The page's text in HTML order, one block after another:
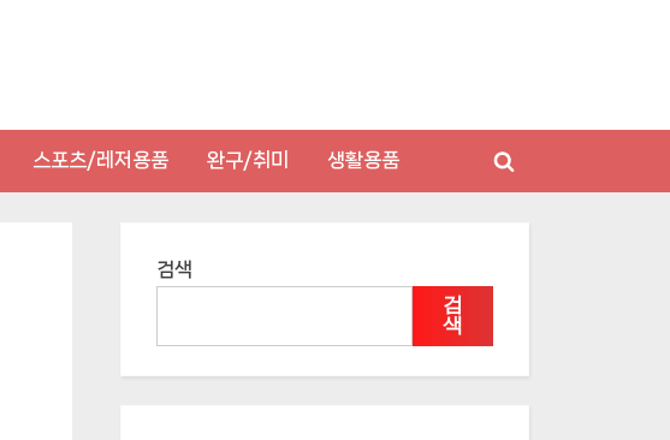
스포츠/레저용품 완구/취미 생활용품
Toggle
검색
검
색